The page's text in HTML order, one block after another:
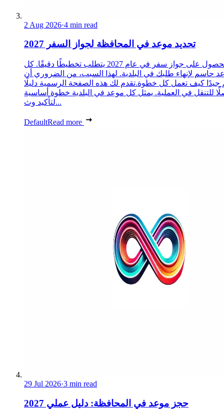
2 Aug 2026·4 min read
تحديد موعد في المحافظة لجواز السفر 2027
الحصول على جواز سفر في عام 2027 يتطلب تخطيطًا دقيقًا. كل
حاسم لإنهاء طلبك في البلدية. لهذا السبب، من الضروري أن
جيدًا كيف تعمل كل خطوة.تقدم لك هذه الصفحة الرسمية دليلًا
للتنقل في العملية. يمثل كل موعد في البلدية خطوة أساسية
لتأكيد وث...
DefaultRead more
29 Jul 2026·3 min read
حجز موعد في المحافظة: دليل عملي 2027